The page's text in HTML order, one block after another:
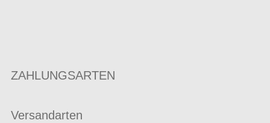
ZAHLUNGSARTEN
Versandarten